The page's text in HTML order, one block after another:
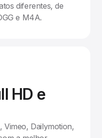
diferentes, de
e M4A.
HD e
Vimeo, Dailymotion,